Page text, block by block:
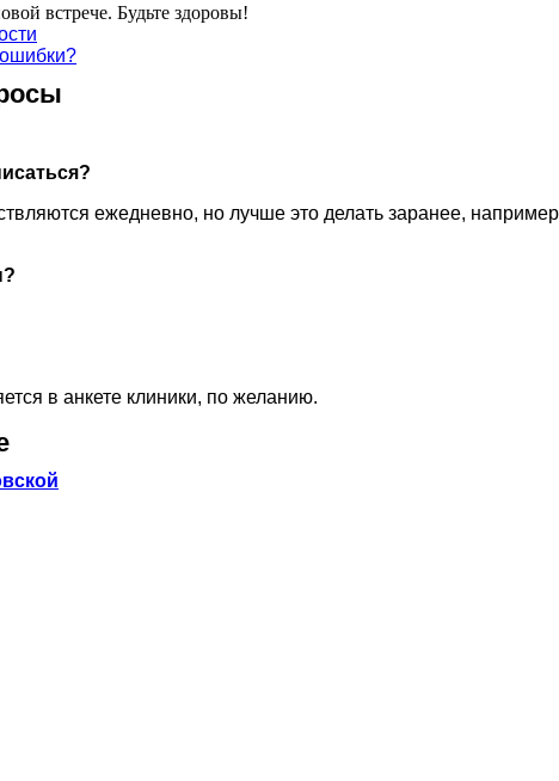
встрече. Будьте здоровы!
ежедневно, но лучше это делать заранее,
в анкете клиники, по желанию.